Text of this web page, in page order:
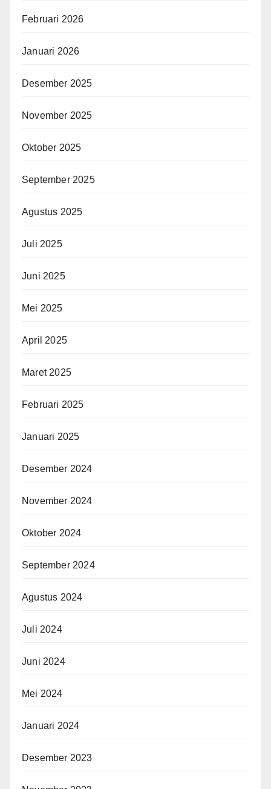
Februari 2026
Januari 2026
Desember 2025
November 2025
Oktober 2025
September 2025
Agustus 2025
Juli 2025
Juni 2025
Mei 2025
April 2025
Maret 2025
Februari 2025
Januari 2025
Desember 2024
November 2024
Oktober 2024
September 2024
Agustus 2024
Juli 2024
Juni 2024
Mei 2024
Januari 2024
Desember 2023